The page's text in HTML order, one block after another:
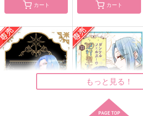
暁月夜
1,760円（税込）
フェルディナンド×ローゼマイン
コバトと豆
944円（税込）
フェルディナンド×ローゼマイン
サンプル
カート カート
もっと見る！